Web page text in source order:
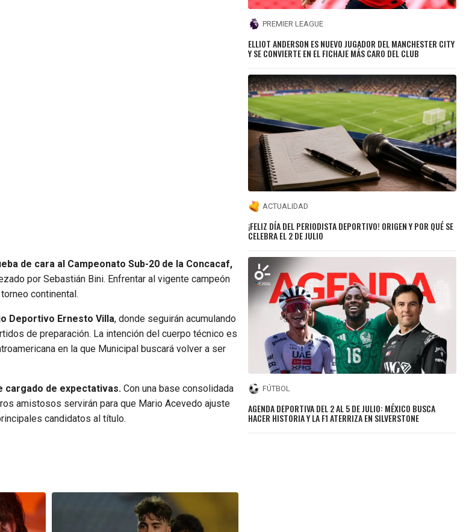
de cara al Campeonato Sub-20 de la Concacaf,
por Sebastián Bini. Enfrentar al vigente campeón
continental.
Deportivo Ernesto Villa, donde seguirán acumulando
de preparación. La intención del cuerpo técnico es
en la que Municipal buscará volver a ser
cargado de expectativas. Con una base consolidada
amistosos servirán para que Mario Acevedo ajuste
candidatos al título.
PREMIER LEAGUE
ELLIOT ANDERSON ES NUEVO JUGADOR DEL MANCHESTER CITY
Y SE CONVIERTE EN EL FICHAJE MÁS CARO DEL CLUB
ACTUALIDAD
¡FELIZ DÍA DEL PERIODISTA DEPORTIVO! ORIGEN Y POR QUÉ SE
CELEBRA EL 2 DE JULIO
FÚTBOL
AGENDA DEPORTIVA DEL 2 AL 5 DE JULIO: MÉXICO BUSCA
HACER HISTORIA Y LA F1 ATERRIZA EN SILVERSTONE